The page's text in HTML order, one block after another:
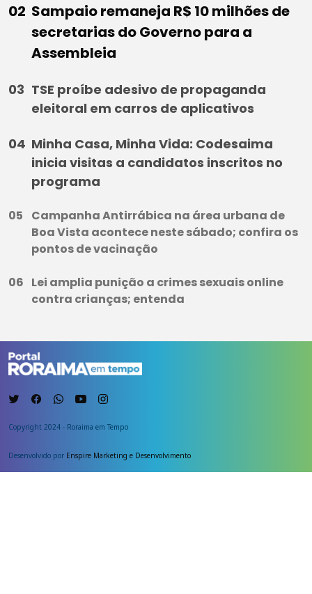
Sampaio remaneja R$ 10 milhões de
secretarias do Governo para a
Assembleia
TSE proíbe adesivo de propaganda
eleitoral em carros de aplicativos
Minha Casa, Minha Vida: Codesaima
inicia visitas a candidatos inscritos no
programa
Campanha Antirrábica na área urbana de
Boa Vista acontece neste sábado; confira os
pontos de vacinação
Lei amplia punição a crimes sexuais online
contra crianças; entenda
Copyright 2024 - Roraima em Tempo
Desenvolvido por Enspire Marketing e Desenvolvimento